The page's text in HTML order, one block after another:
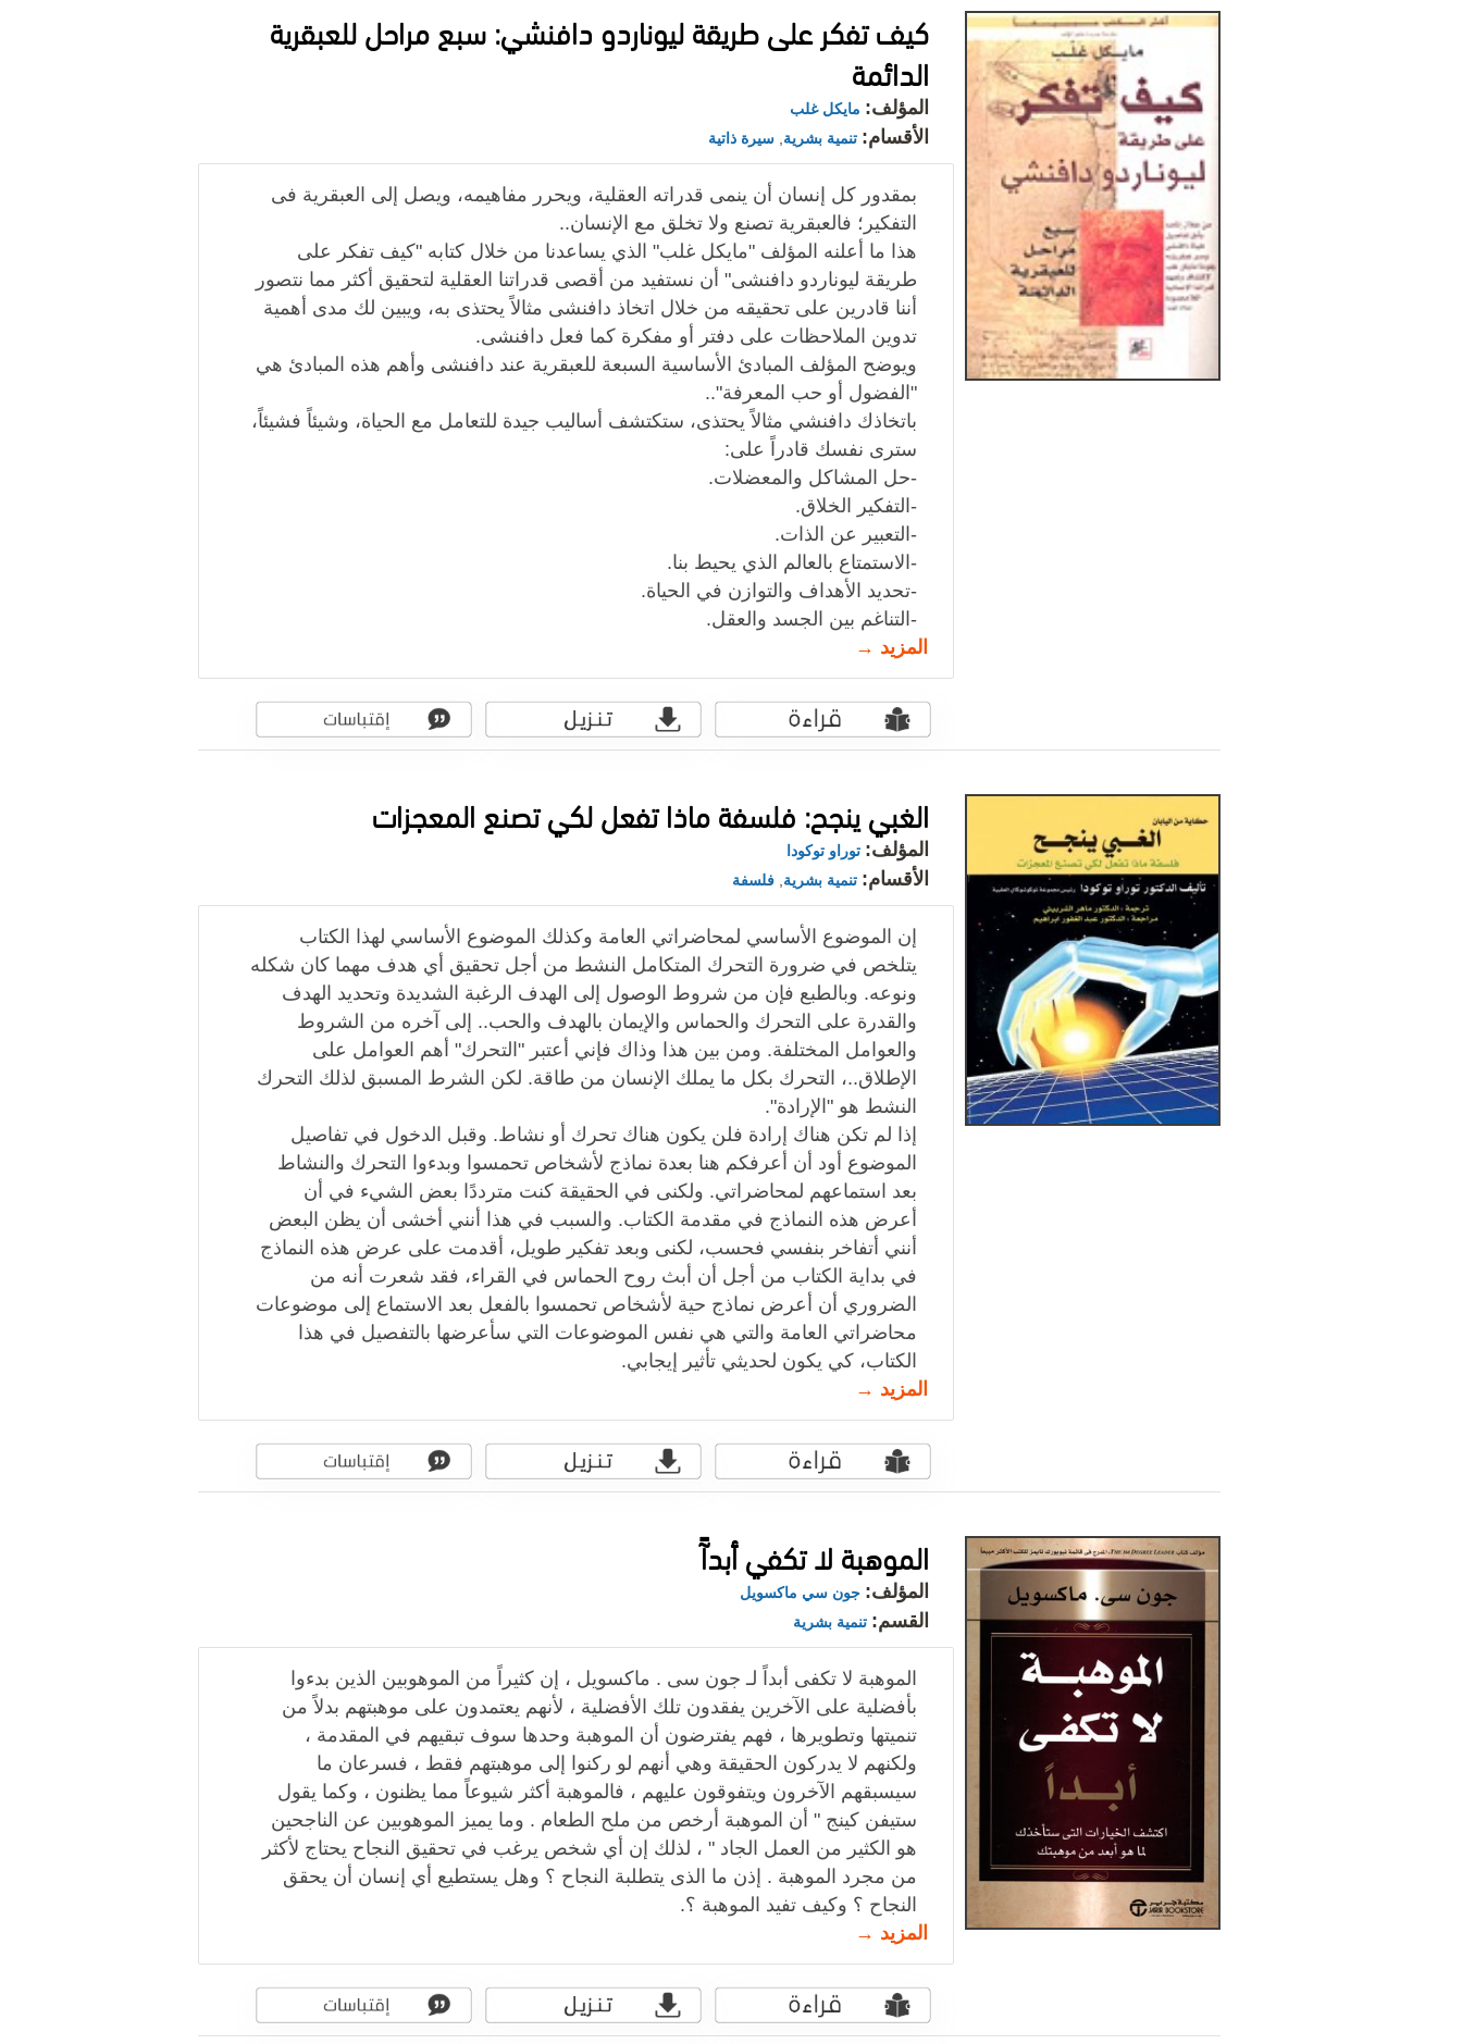
كيف تفكر على طريقة ليوناردو دافنشي: سبع مراحل للعبقرية
الدائمة
المؤلف: مايكل غلب
الأقسام: تنمية بشرية سيرة ذاتية
بمقدور كل إنسان أن ينمى قدراته العقلية، ويحرر مفاهيمه، ويصل إلى العبقرية فى
التفكير؛ فالعبقرية تصنع ولا تخلق مع الإنسان..
هذا ما أعلنه المؤلف "مايكل غلب" الذي يساعدنا من خلال كتابه "كيف تفكر على
طريقة ليوناردو دافنشى" أن نستفيد من أقصى قدراتنا العقلية لتحقيق أكثر مما نتصور
أننا قادرين على تحقيقه من خلال اتخاذ دافنشى مثالاً يحتذى به، ويبين لك مدى أهمية
تدوين الملاحظات على دفتر أو مفكرة كما فعل دافنشى.
ويوضح المؤلف المبادئ الأساسية السبعة للعبقرية عند دافنشى وأهم هذه المبادئ هي
"الفضول أو حب المعرفة"..
باتخاذك دافنشي مثالاً يحتذى، ستكتشف أساليب جيدة للتعامل مع الحياة، وشيئاً فشيئاً،
سترى نفسك قادراً على:
-حل المشاكل والمعضلات.
-التفكير الخلاق.
-التعبير عن الذات.
-الاستمتاع بالعالم الذي يحيط بنا.
-تحديد الأهداف والتوازن في الحياة.
-التناغم بين الجسد والعقل.
المزيد →
الغبي ينجح: فلسفة ماذا تفعل لكي تصنع المعجزات
المؤلف: توراو توكودا
الأقسام: تنمية بشرية فلسفة
إن الموضوع الأساسي لمحاضراتي العامة وكذلك الموضوع الأساسي لهذا الكتاب
يتلخص في ضرورة التحرك المتكامل النشط من أجل تحقيق أي هدف مهما كان شكله
ونوعه. وبالطبع فإن من شروط الوصول إلى الهدف الرغبة الشديدة وتحديد الهدف
والقدرة على التحرك والحماس والإيمان بالهدف والحب.. إلى آخره من الشروط
والعوامل المختلفة. ومن بين هذا وذاك فإني أعتبر "التحرك" أهم العوامل على
الإطلاق..، التحرك بكل ما يملك الإنسان من طاقة. لكن الشرط المسبق لذلك التحرك
النشط هو "الإرادة".
إذا لم تكن هناك إرادة فلن يكون هناك تحرك أو نشاط. وقبل الدخول في تفاصيل
الموضوع أود أن أعرفكم هنا بعدة نماذج لأشخاص تحمسوا وبدءوا التحرك والنشاط
بعد استماعهم لمحاضراتي. ولكنى في الحقيقة كنت مترددًا بعض الشيء في أن
أعرض هذه النماذج في مقدمة الكتاب. والسبب في هذا أنني أخشى أن يظن البعض
أنني أتفاخر بنفسي فحسب، لكنى وبعد تفكير طويل، أقدمت على عرض هذه النماذج
في بداية الكتاب من أجل أن أبث روح الحماس في القراء، فقد شعرت أنه من
الضروري أن أعرض نماذج حية لأشخاص تحمسوا بالفعل بعد الاستماع إلى موضوعات
محاضراتي العامة والتي هي نفس الموضوعات التي سأعرضها بالتفصيل في هذا
الكتاب، كي يكون لحديثي تأثير إيجابي.
المزيد →
الموهبة لا تكفي أبدآً
المؤلف: جون سي ماكسويل
القسم: تنمية بشرية
الموهبة لا تكفى أبداً لـ جون سى . ماكسويل ، إن كثيراً من الموهوبين الذين بدءوا
بأفضلية على الآخرين يفقدون تلك الأفضلية ، لأنهم يعتمدون على موهبتهم بدلاً من
تنميتها وتطويرها ، فهم يفترضون أن الموهبة وحدها سوف تبقيهم في المقدمة ،
ولكنهم لا يدركون الحقيقة وهي أنهم لو ركنوا إلى موهبتهم فقط ، فسرعان ما
سيسبقهم الآخرون ويتفوقون عليهم ، فالموهبة أكثر شيوعاً مما يظنون ، وكما يقول
ستيفن كينج " أن الموهبة أرخص من ملح الطعام . وما يميز الموهوبين عن الناجحين
هو الكثير من العمل الجاد " ، لذلك إن أي شخص يرغب في تحقيق النجاح يحتاج لأكثر
من مجرد الموهبة . إذن ما الذى يتطلبة النجاح ؟ وهل يستطيع أي إنسان أن يحقق
النجاح ؟ وكيف تفيد الموهبة ؟.
المزيد →